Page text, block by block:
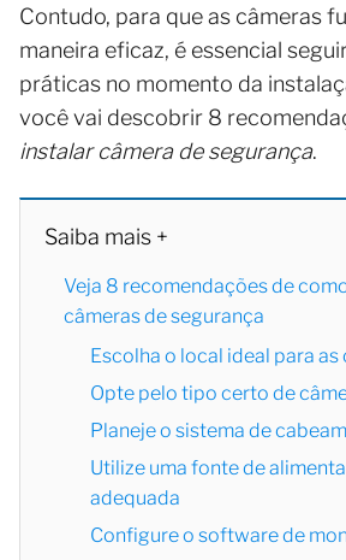
Contudo, para que as câmeras
maneira eficaz, é essencial
práticas no momento da
você vai descobrir 8
instalar câmera de segurança.
Saiba mais +
Veja 8 recomendações de
câmeras de segurança
Escolha o local ideal para as
Opte pelo tipo certo de
Planeje o sistema de
Utilize uma fonte de
adequada
Configure o software de